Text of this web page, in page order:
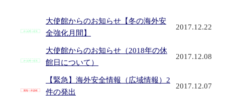
大使館からのお知らせ【冬の海外安
全強化月間】
2017.12.22
大使館からのお知らせ（2018年の休
館日について）
2017.12.08
【緊急】海外安全情報（広域情報）2
件の発出
2017.12.07